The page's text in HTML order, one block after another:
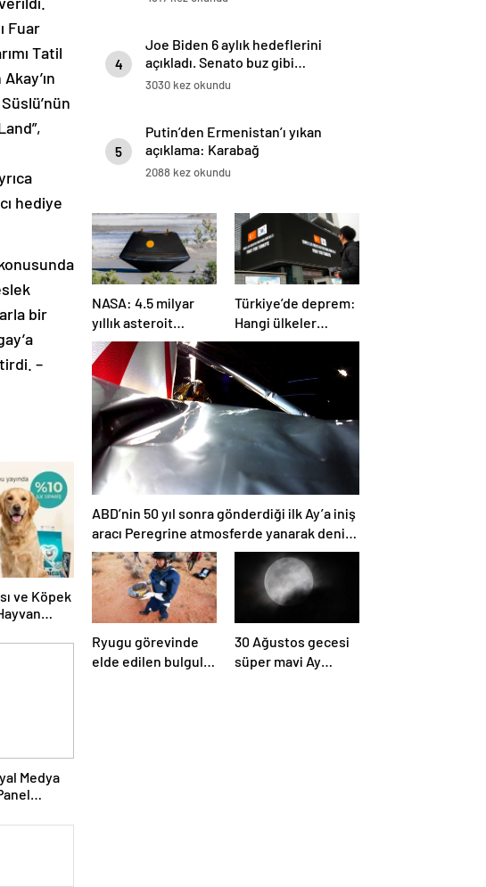
Fuar
Tatil
hediye
bir
–
ve Köpek
Medya
4
Joe Biden 6 aylık hedeflerini
açıkladı. Senato buz gibi…
3030 kez okundu
5
Putin’den Ermenistan’ı yıkan
açıklama: Karabağ
Azerbaycan’ın ayrılmaz bir
2088 kez okundu
NASA: 4.5 milyar
yıllık asteroit
örnekleri Dünya’ya
getirildi; yaşamın
başlangıcına ışık
tutabilir
Türkiye’de deprem:
Hangi ülkeler
yardım ediyor?
ABD’nin 50 yıl sonra gönderdiği ilk Ay’a iniş
aracı Peregrine atmosferde yanarak denize
düştü
Ryugu görevinde
elde edilen bulgular
30 Ağustos gecesi
süper mavi Ay